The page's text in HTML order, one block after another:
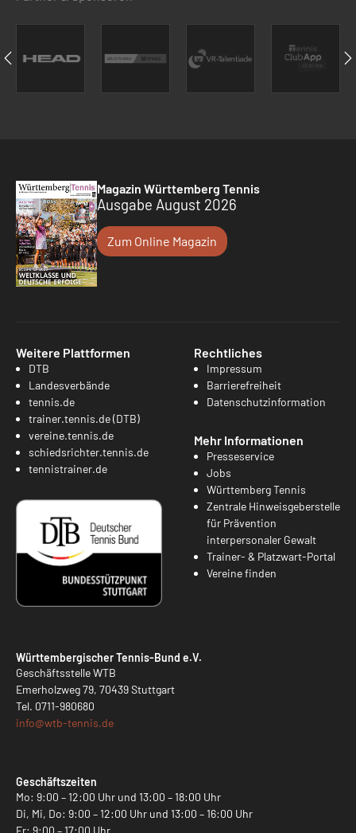
Magazin Württemberg Tennis
Ausgabe August 2026
Zum Online Magazin
Weitere Plattformen
DTB
Landesverbände
tennis.de
trainer.tennis.de (DTB)
vereine.tennis.de
schiedsrichter.tennis.de
tennistrainer.de
Rechtliches
Impressum
Barrierefreiheit
Datenschutzinformation
Mehr Informationen
Presseservice
Jobs
Württemberg Tennis
Zentrale Hinweisgeberstelle
für Prävention
interpersonaler Gewalt
Trainer- & Platzwart-Portal
Vereine finden
Württembergischer Tennis-Bund e.V.
Geschäftsstelle WTB
Emerholzweg 79, 70439 Stuttgart
Tel. 0711-980680
info@wtb-tennis.de
Geschäftszeiten
Mo: 9:00 – 12:00 Uhr und 13:00 – 18:00 Uhr
Di, Mi, Do: 9:00 – 12:00 Uhr und 13:00 – 16:00 Uhr
Fr: 9:00 – 17:00 Uhr